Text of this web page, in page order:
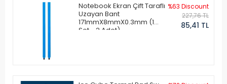
Notebook Ekran Çift Taraflı
Uzayan Bant
171mmX8mmX0.3mm (1
Set - 2 Adet)
%63 Discount
227,76 TL
85,41 TL